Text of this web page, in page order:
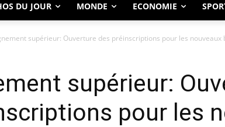
DU JOUR MONDE ECONOMIE
supérieur: Ouverture des préinscriptions pour les nouveaux
supérieur:
pour les